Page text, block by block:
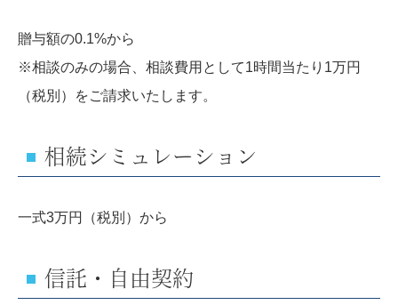
贈与額の0.1%から
※相談のみの場合、相談費用として1時間当たり1万円
（税別）をご請求いたします。
相続シミュレーション
一式3万円（税別）から
信託・自由契約